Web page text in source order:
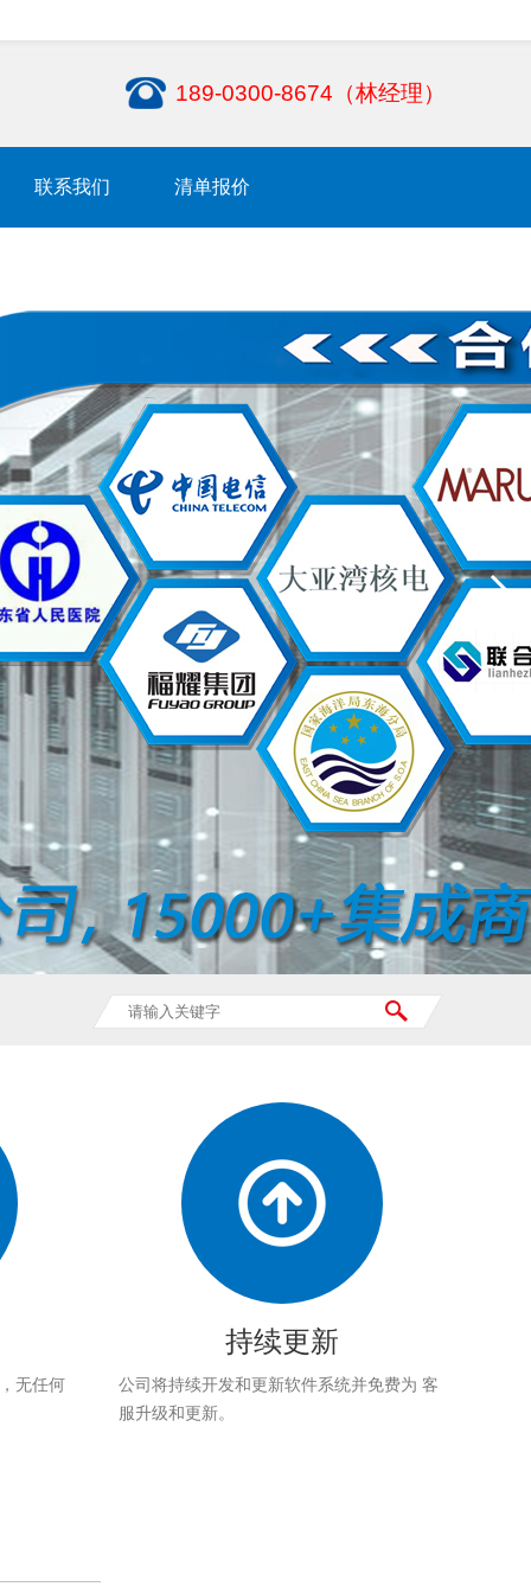
189-0300-8674（林经理）
联系我们 清单报价
无任何
持续更新
公司将持续开发和更新软件系统并免费为 客
服升级和更新。